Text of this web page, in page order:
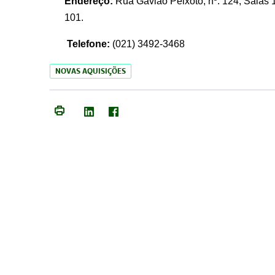
101.
Telefone: (021) 3492-3468
NOVAS AQUISIÇÕES